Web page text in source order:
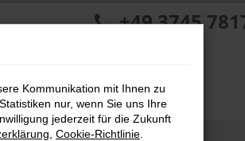
+49 3745
Kommunikation mit Ihnen zu
nur, wenn Sie uns Ihre
jederzeit für die Zukunft
Cookie-Richtlinie